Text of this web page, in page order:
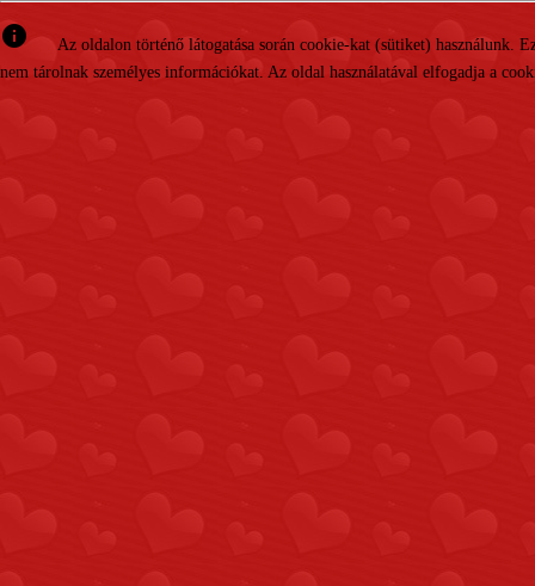
info
Az oldalon történő látogatása során cookie-kat (sütiket)
nem tárolnak személyes információkat. Az oldal használatával elfogadja a